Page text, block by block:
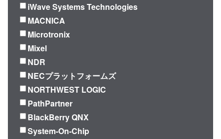
iWave Systems Technologies
MACNICA
Microtronix
Mixel
NDR
NECプラットフォームズ
NORTHWEST LOGIC
PathPartner
BlackBerry QNX
System-On-Chip